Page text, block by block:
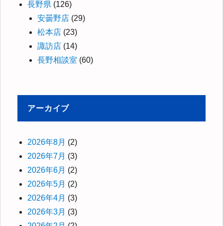
長野県 (126)
安曇野店 (29)
松本店 (23)
諏訪店 (14)
長野相談室 (60)
アーカイブ
2026年8月 (2)
2026年7月 (3)
2026年6月 (2)
2026年5月 (2)
2026年4月 (3)
2026年3月 (3)